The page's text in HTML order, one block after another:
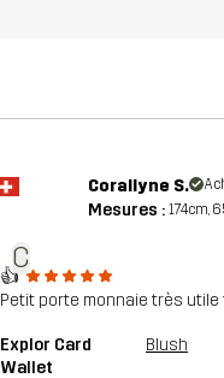
C
Corallyne S.
Mesures : 174cm,
👍
Petit porte monnaie très utile
Explor Card
Wallet
Blush